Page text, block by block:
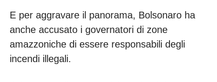
E per aggravare il panorama, Bolsonaro ha
anche accusato i governatori di zone
amazzoniche di essere responsabili degli
incendi illegali.